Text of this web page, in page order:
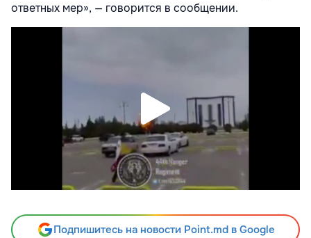
ответных мер», — говорится в сообщении.
Подпишитесь на новости Point.md в Google